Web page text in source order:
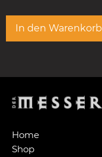
In den Warenkorb
Home
Shop